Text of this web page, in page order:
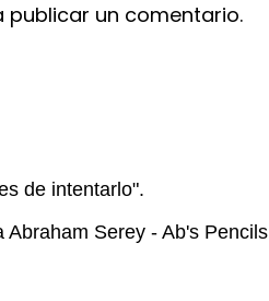
publicar un comentario.
de intentarlo".
Serey - Ab's Pencils